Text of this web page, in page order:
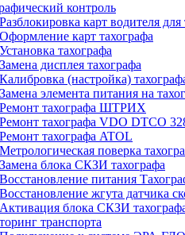
контроль
Разблокировка карт водителя для
Оформление карт тахографа
Установка тахографа
Замена дисплея тахографа
Калибровка (настройка)
Замена элемента питания на
Ремонт тахографа ШТРИХ
Ремонт тахографа VDO DTCO
Ремонт тахографа ATOL
Метрологическая поверка
Замена блока СКЗИ тахографа
Восстановление питания
Восстановление жгута датчика
Активация блока СКЗИ
транспорта